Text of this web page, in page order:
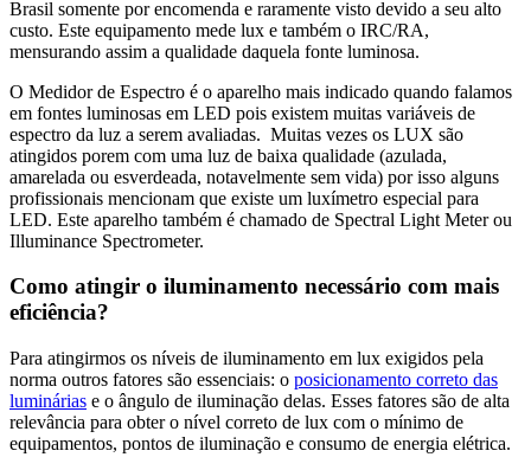
Brasil somente por encomenda e raramente visto devido a seu alto
custo. Este equipamento mede lux e também o IRC/RA,
mensurando assim a qualidade daquela fonte luminosa.
O Medidor de Espectro é o aparelho mais indicado quando falamos
em fontes luminosas em LED pois existem muitas variáveis de
espectro da luz a serem avaliadas. Muitas vezes os LUX são
atingidos porem com uma luz de baixa qualidade (azulada,
amarelada ou esverdeada, notavelmente sem vida) por isso alguns
profissionais mencionam que existe um luxímetro especial para
LED. Este aparelho também é chamado de Spectral Light Meter ou
Illuminance Spectrometer.
Como atingir o iluminamento necessário com mais
eficiência?
Para atingirmos os níveis de iluminamento em lux exigidos pela
norma outros fatores são essenciais: o posicionamento correto das
luminárias e o ângulo de iluminação delas. Esses fatores são de alta
relevância para obter o nível correto de lux com o mínimo de
equipamentos, pontos de iluminação e consumo de energia elétrica.